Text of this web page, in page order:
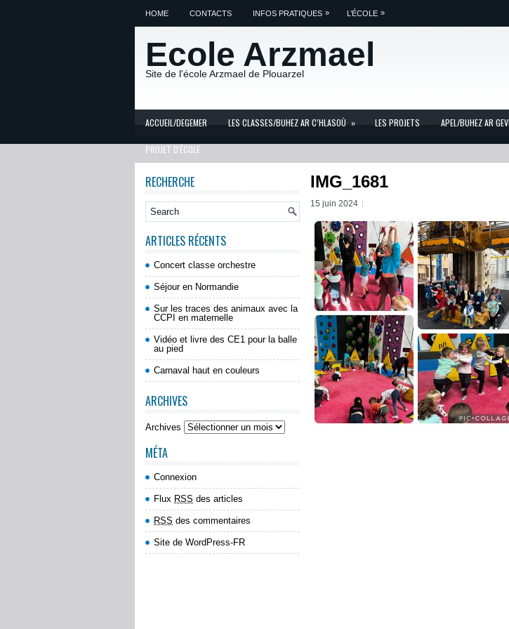
HOME CONTACTS INFOS PRATIQUES » L’ÉCOLE »
Ecole Arzmael
Site de l'école Arzmael de Plouarzel
ACCUEIL/DEGEMER LES CLASSES/BUHEZ AR C’HLASOÙ » LES PROJETS APEL/BUHEZ AR
PROJET D'ÉCOLE
IMG_1681
15 juin 2024
RECHERCHE
ARTICLES RÉCENTS
Concert classe orchestre
Séjour en Normandie
Sur les traces des animaux avec la
CCPI en maternelle
Vidéo et livre des CE1 pour la balle
au pied
Carnaval haut en couleurs
ARCHIVES
Archives
MÉTA
Connexion
Flux RSS des articles
RSS des commentaires
Site de WordPress-FR